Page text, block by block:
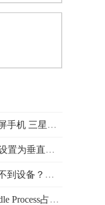
Flip4颜值功能俱佳
文本内容设置为垂直
测不到鼠标的解决
高怎么办？Win10系